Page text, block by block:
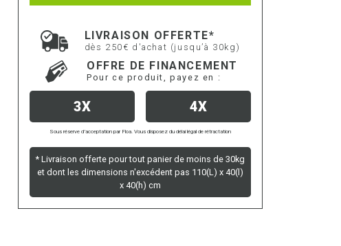
LIVRAISON OFFERTE*
dès 250€ d'achat (jusqu’à 30kg)
OFFRE DE FINANCEMENT
Pour ce produit, payez en :
3X 4X
Sous réserve d’acceptation par Floa. Vous disposez du délai légal de rétractation
* Livraison offerte pour tout panier de moins de 30kg
et dont les dimensions n'excédent pas 110(L) x 40(l)
x 40(h) cm